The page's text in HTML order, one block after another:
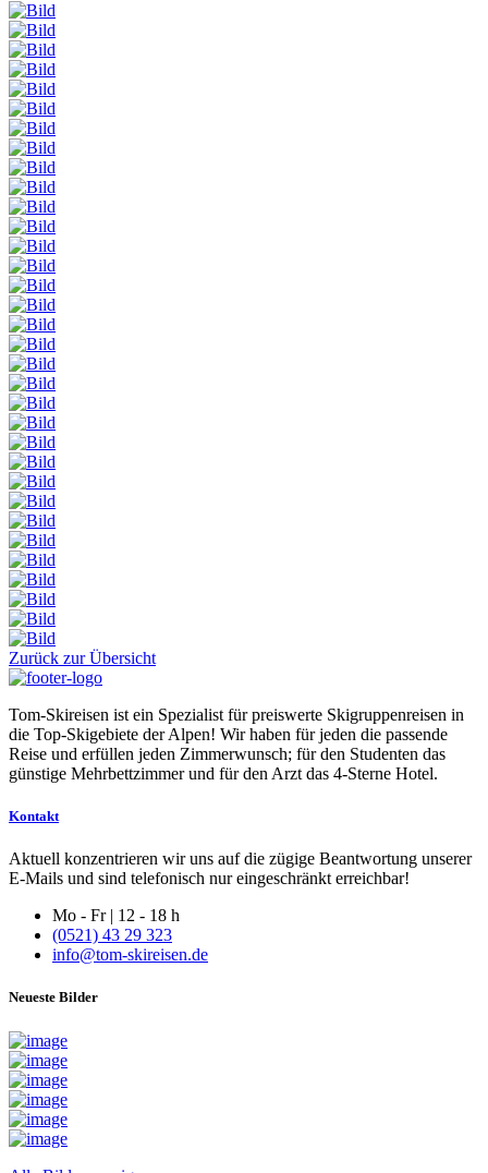
Zurück zur Übersicht
Tom-Skireisen ist ein Spezialist für preiswerte Skigruppenreisen in
die Top-Skigebiete der Alpen! Wir haben für jeden die passende
Reise und erfüllen jeden Zimmerwunsch; für den Studenten das
günstige Mehrbettzimmer und für den Arzt das 4-Sterne Hotel.
Kontakt
Aktuell konzentrieren wir uns auf die zügige Beantwortung unserer
E-Mails und sind telefonisch nur eingeschränkt erreichbar!
Mo - Fr | 12 - 18 h
(0521) 43 29 323
info@tom-skireisen.de
Neueste Bilder